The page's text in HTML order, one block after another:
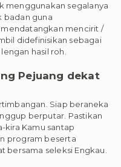
menggunakan segalanya
badan guna
mencirit /
didefinisikan sebagai
hasil roh.
Pejuang dekat
Siap beraneka
berputar. Pastikan
kira Kamu santap
program beserta
bersama seleksi Engkau.